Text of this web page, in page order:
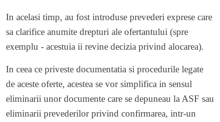
In acelasi timp, au fost introduse prevederi exprese care
sa clarifice anumite drepturi ale ofertantului (spre
exemplu - acestuia ii revine decizia privind alocarea).
In ceea ce priveste documentatia si procedurile legate
de aceste oferte, acestea se vor simplifica in sensul
eliminarii unor documente care se depuneau la ASF sau
eliminarii prevederilor privind confirmarea, intr-un